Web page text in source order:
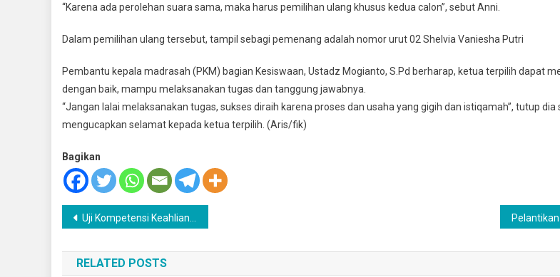
“Karena ada perolehan suara sama, maka harus pemilihan ulang khusus kedua calon”, sebut Anni.
Dalam pemilihan ulang tersebut, tampil sebagi pemenang adalah nomor urut 02 Shelvia Vaniesha Putri
Pembantu kepala madrasah (PKM) bagian Kesiswaan, Ustadz Mogianto, S.Pd berharap, ketua terpilih dapat
dengan baik, mampu melaksanakan tugas dan tanggung jawabnya.
“Jangan lalai melaksanakan tugas, sukses diraih karena proses dan usaha yang gigih dan istiqamah”, tutup dia
mengucapkan selamat kepada ketua terpilih. (Aris/fik)
Bagikan
Navigasi
pos
Uji Kompetensi Keahlian SMK. Nurul Islam Target Siswa Terampil dan Berpengatahuan
RELATED POSTS